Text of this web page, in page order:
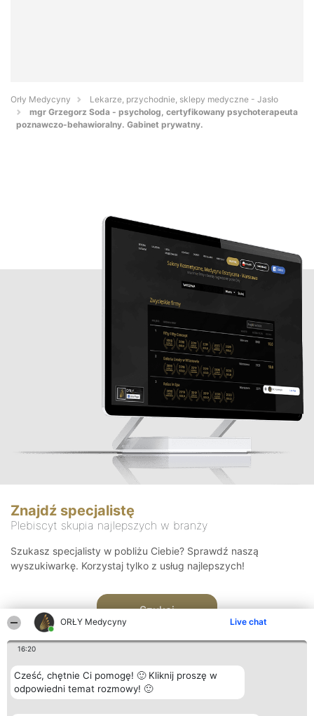
ORŁY Medycyny Live chat
16:20
Cześć, chętnie Ci pomogę! 🙂 Kliknij proszę w
odpowiedni temat rozmowy! 🙂
Orły Medycyny
Lekarze, przychodnie, sklepy medyczne - Jasło
mgr Grzegorz Soda - psycholog, certyfikowany psychoterapeuta
poznawczo-behawioralny. Gabinet prywatny.
Znajdź specjalistę
Plebiscyt skupia najlepszych w branży
Szukasz specjalisty w pobliżu Ciebie? Sprawdź naszą
wyszukiwarkę. Korzystaj tylko z usług najlepszych!
Szukaj
Organizator plebiscytu Plebiscyt Kontakt